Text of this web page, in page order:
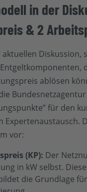
in der
& 2
Diskussion,
ablösen
Bundesnetzagentur
für den
Expertenaustausch.
vor:
(KP): Der
in kW selbst.
die Grundlage